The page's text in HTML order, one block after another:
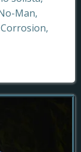
Man,